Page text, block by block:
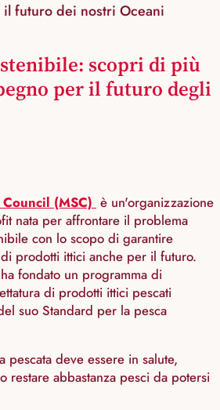
futuro dei nostri Oceani
scopri di più
per il futuro degli
(MSC) è un'organizzazione
nata per affrontare il problema
con lo scopo di garantire
prodotti ittici anche per il futuro.
fondato un programma di
di prodotti ittici pescati
suo Standard per la pesca
pescata deve essere in salute,
restare abbastanza pesci da potersi